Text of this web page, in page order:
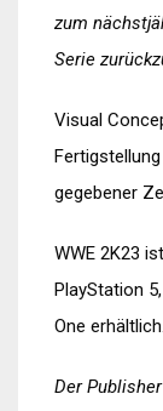
zum
Serie
Visual
gegebener
WWE 2K23
PlayStation
One erhältlich.
Der